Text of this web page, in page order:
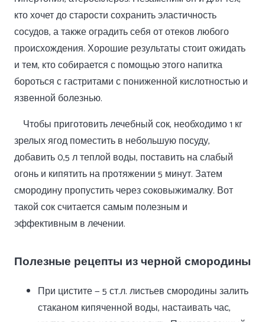
кто хочет до старости сохранить эластичность
сосудов, а также оградить себя от отеков любого
происхождения. Хорошие результаты стоит ожидать
и тем, кто собирается с помощью этого напитка
бороться с гастритами с пониженной кислотностью и
язвенной болезнью.
Чтобы приготовить лечебный сок, необходимо 1 кг
зрелых ягод поместить в небольшую посуду,
добавить 0,5 л теплой воды, поставить на слабый
огонь и кипятить на протяжении 5 минут. Затем
смородину пропустить через соковыжималку. Вот
такой сок считается самым полезным и
эффективным в лечении.
Полезные рецепты из черной смородины
При цистите — 5 ст.л. листьев смородины залить
стаканом кипяченной воды, настаивать час,